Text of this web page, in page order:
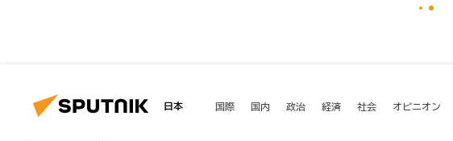
日本 国際 国内 政治 経済 社会 オピニオン